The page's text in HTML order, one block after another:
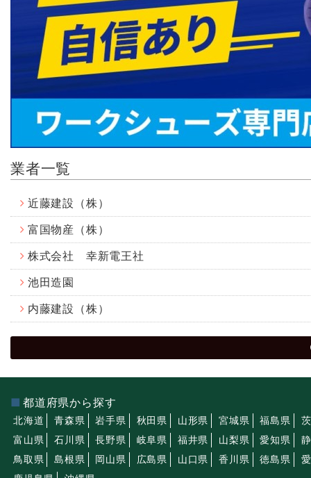
業者一覧
近藤建設（株）
富国物産（株）
株式会社 幸新電王社
池田造園
内藤建設（株）
都道府県から探す
北海道 青森県 岩手県 秋田県 山形県 宮城県 福島県
富山県
石川県 長野県 岐阜県 福井県 山梨県 愛知県
鳥取県
島根県 岡山県 広島県 山口県 香川県 徳島県